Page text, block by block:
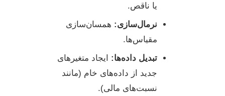
یا ناقص.
نرمال‌سازی: همسان‌سازی
مقیاس‌ها.
تبدیل داده‌ها: ایجاد متغیرهای
جدید از داده‌های خام (مانند
نسبت‌های مالی).